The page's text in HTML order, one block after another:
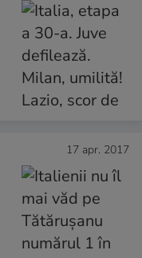
17 apr. 2017